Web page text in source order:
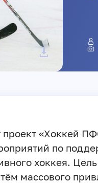
«Хоккей
по
хоккея.
массового